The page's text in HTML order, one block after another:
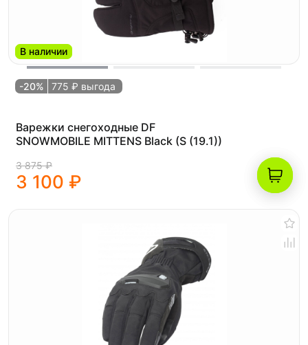
В наличии
-20% 775 ₽ выгода
Варежки снегоходные DF
SNOWMOBILE MITTENS Black (S (19.1))
3 875 ₽
3 100 ₽